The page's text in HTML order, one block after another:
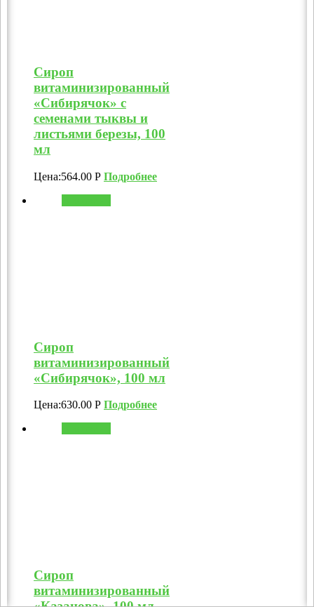
Сироп
витаминизированный
«Сибирячок» с
семенами тыквы и
листьями березы, 100
мл
Цена:564.00 Р Подробнее
Сироп
витаминизированный
«Сибирячок», 100 мл
Цена:630.00 Р Подробнее
Сироп
витаминизированный